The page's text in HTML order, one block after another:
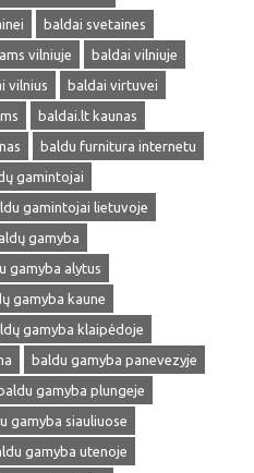
baldai svetaines
vilniuje
baldai vilniuje
vilnius
baldai virtuvei
baldai.lt kaunas
baldu furnitura internetu
gamintojai
gamintojai lietuvoje
gamyba
gamyba alytus
gamyba kaune
gamyba klaipėdoje
baldu gamyba panevezyje
baldu gamyba plungeje
gamyba siauliuose
gamyba utenoje